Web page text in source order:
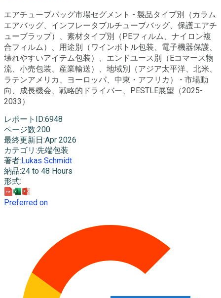
エアチューブバッグ市場セグメント - 製品タイプ別（カラム
エアバッグ、インフレータブルチューブバッグ、保護エアチ
ューブラップ）、素材タイプ別（PEフィルム、ナイロン複
合フィルム）、用途別（ワインボトル包装、電子機器保護、
壊れやすいアイテム包装）、エンドユース別（Eコマース物
流、小売包装、産業輸送）、地域別（アジア太平洋、北米、
ラテンアメリカ、ヨーロッパ、中東・アフリカ） - 市場動
向、成長機会、戦略的ドライバー、PESTLE展望（2025-
2033）
レポートID:6948
ページ数:200
最終更新日 :Apr 2026
カテゴリ :先端包装
著者: Lukas Schmidt
納品:24 to 48 Hours
形式:
Preferred on